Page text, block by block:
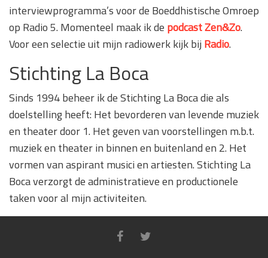
interviewprogramma’s voor de Boeddhistische Omroep
op Radio 5. Momenteel maak ik de podcast Zen&Zo.
Voor een selectie uit mijn radiowerk kijk bij Radio.
Stichting La Boca
Sinds 1994 beheer ik de Stichting La Boca die als
doelstelling heeft: Het bevorderen van levende muziek
en theater door 1. Het geven van voorstellingen m.b.t.
muziek en theater in binnen en buitenland en 2. Het
vormen van aspirant musici en artiesten. Stichting La
Boca verzorgt de administratieve en productionele
taken voor al mijn activiteiten.